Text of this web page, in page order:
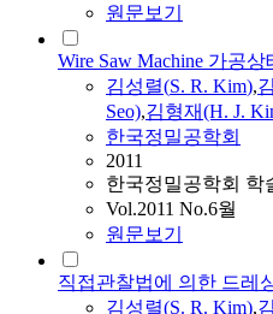
원문보기
Wire Saw Machine 가공
김성렬(S. R. Kim),
Seo),김형재(H. J.
한국정밀공학회
2011
한국정밀공학회 학
Vol.2011 No.6월
원문보기
직접관찰법에 의한 드레
김성렬(S. R. Kim),